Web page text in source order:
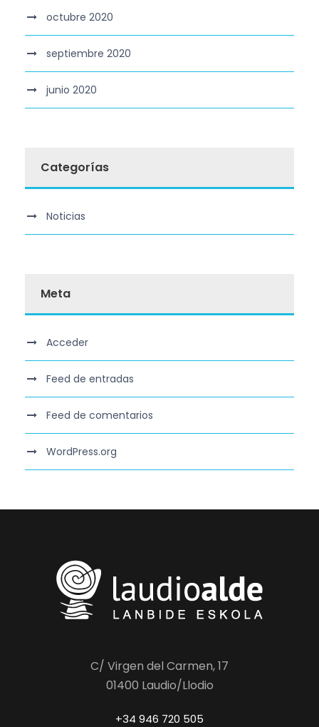
octubre 2020
septiembre 2020
junio 2020
Categorías
Noticias
Meta
Acceder
Feed de entradas
Feed de comentarios
WordPress.org
C/ Virgen del Carmen, 17
01400 Laudio/Llodio
+34 946 720 505